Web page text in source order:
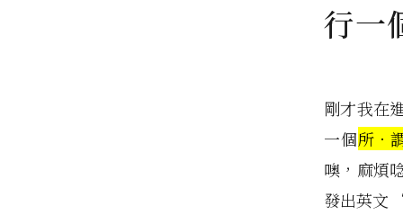
行一
剛才我在
一個所 ·
噢，麻煩
發出英文